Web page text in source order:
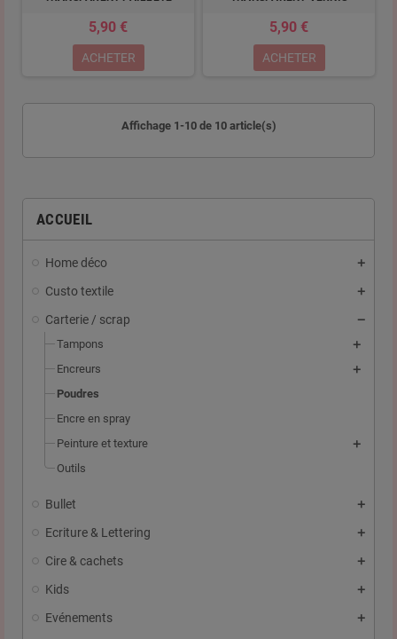
ACCUEIL
Home déco
Custo textile
Carterie / scrap
Tampons
Encreurs
Poudres
Encre en spray
Peinture et texture
Outils
Bullet
Ecriture & Lettering
Cire & cachets
Kids
Evénements
5,90 €
ACHETER
5,90 €
ACHETER
Affichage 1-10 de 10 article(s)